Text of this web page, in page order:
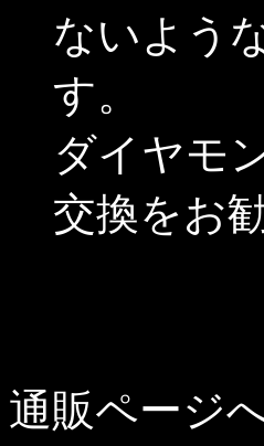
ないよう
す。
ダイヤモ
交換をお
通販ページ